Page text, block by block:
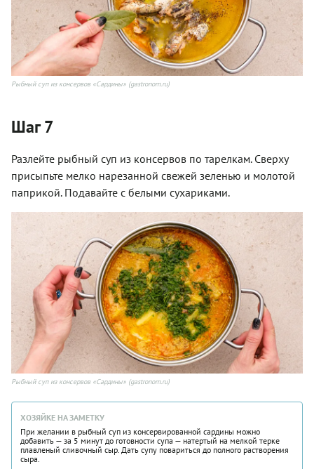
Рыбный суп из консервов «Сардины» (gastronom.ru)
Шаг 7
Разлейте рыбный суп из консервов по тарелкам. Сверху
присыпьте мелко нарезанной свежей зеленью и молотой
паприкой. Подавайте с белыми сухариками.
Рыбный суп из консервов «Сардины» (gastronom.ru)
ХОЗЯЙКЕ НА ЗАМЕТКУ
При желании в рыбный суп из консервированной сардины можно
добавить — за 5 минут до готовности супа — натертый на мелкой терке
плавленый сливочный сыр. Дать супу повариться до полного растворения
сыра.